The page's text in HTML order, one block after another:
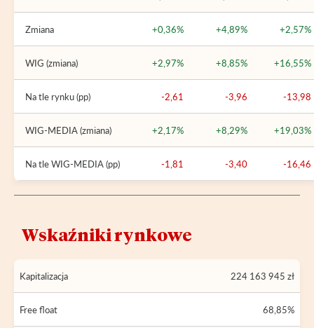
Zmiana +0,36% +4,89% +2,57%
WIG (zmiana) +2,97% +8,85% +16,55%
Na tle rynku (pp) -2,61 -3,96 -13,98
WIG-MEDIA (zmiana) +2,17% +8,29% +19,03%
Na tle WIG-MEDIA (pp) -1,81 -3,40 -16,46
Wskaźniki rynkowe
Kapitalizacja 224 163 945 zł
Free float 68,85%